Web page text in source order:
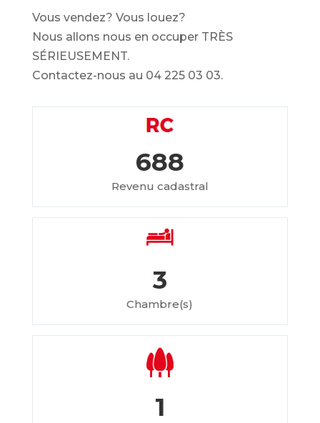
Vous vendez? Vous louez?
Nous allons nous en occuper TRÈS
SÉRIEUSEMENT.
Contactez-nous au 04 225 03 03.
688
Revenu cadastral
3
Chambre(s)
1